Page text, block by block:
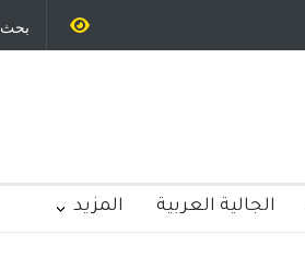
وكتبها :وليد رباح – نيوجرسي – الولايات المتحدة
الامريكية
الجالية العربية المزيد